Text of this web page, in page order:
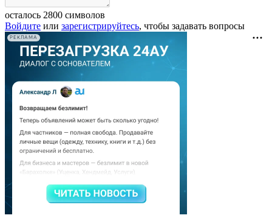
осталось 2800 символов
Войдите или зарегистрируйтесь, чтобы задавать вопросы
РЕКЛАМА